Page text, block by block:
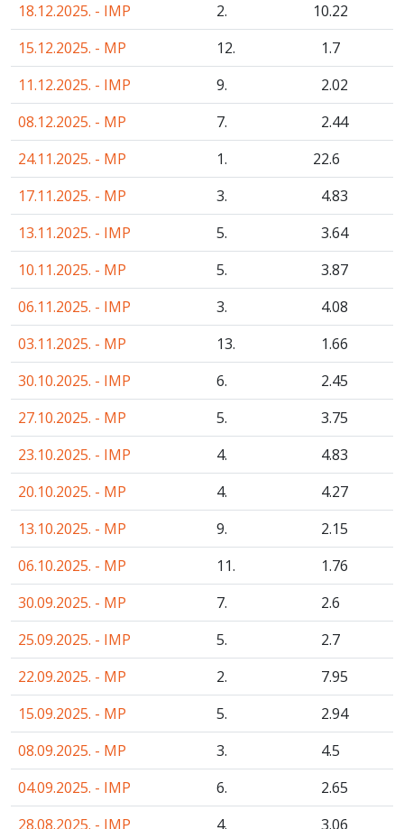
18.12.2025. - IMP
2. 10.22
15.12.2025. - MP
12. 1.7
11.12.2025. - IMP
9. 2.02
08.12.2025. - MP
7. 2.44
24.11.2025. - MP
1. 22.6
17.11.2025. - MP
3. 4.83
13.11.2025. - IMP
5. 3.64
10.11.2025. - MP
5. 3.87
06.11.2025. - IMP
3. 4.08
03.11.2025. - MP
13. 1.66
30.10.2025. - IMP
6. 2.45
27.10.2025. - MP
5. 3.75
23.10.2025. - IMP
4. 4.83
20.10.2025. - MP
4. 4.27
13.10.2025. - MP
9. 2.15
06.10.2025. - MP
11. 1.76
30.09.2025. - MP
7. 2.6
25.09.2025. - IMP
5. 2.7
22.09.2025. - MP
2. 7.95
15.09.2025. - MP
5. 2.94
08.09.2025. - MP
3. 4.5
04.09.2025. - IMP
6. 2.65
28.08.2025. - IMP
4. 3.06